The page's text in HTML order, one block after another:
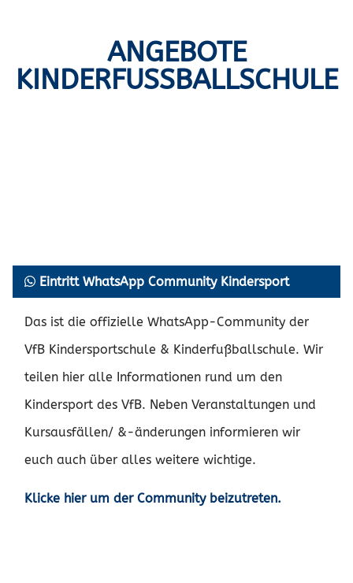
ANGEBOTE
KINDERFUSSBALLSCHULE
Eintritt WhatsApp Community Kindersport
Das ist die offizielle WhatsApp-Community der
VfB Kindersportschule & Kinderfußballschule. Wir
teilen hier alle Informationen rund um den
Kindersport des VfB. Neben Veranstaltungen und
Kursausfällen/ &-änderungen informieren wir
euch auch über alles weitere wichtige.
Klicke hier um der Community beizutreten.